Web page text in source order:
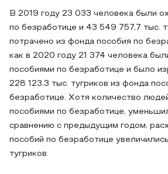
В 2019 году 23 033 человека были
по безработице и 43 549 757,7 тыс.
потрачено из фонда пособия по
как в 2020 году 21 374 человека
пособиями по безработице и было
228 123,3 тыс. тугриков из фонда
безработице. Хотя количество
пособиями по безработице,
сравнению с предыдущим годом,
пособий по безработице
тугриков.